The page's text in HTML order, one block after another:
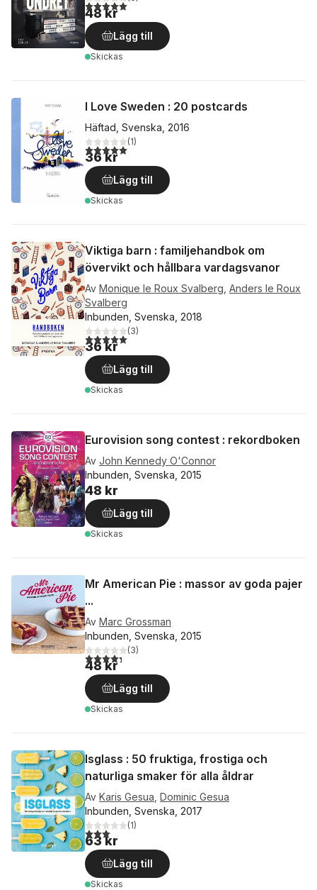
5,0utav 5 stjärnor. Totalt antal röster:
48 kr
Lägg till
Skickas
I Love Sweden : 20 postcards
Häftad, Svenska, 2016
5,0utav 5 stjärnor. Totalt antal röster:
(1)
36 kr
Lägg till
Skickas
Viktiga barn : familjehandbok om
övervikt och hållbara vardagsvanor
Av Monique le Roux Svalberg Anders le Roux
Svalberg
Inbunden, Svenska, 2018
5,0utav 5 stjärnor. Totalt antal röster:
(3)
36 kr
Lägg till
Skickas
Eurovision song contest : rekordboken
Av John Kennedy O'Connor
Inbunden, Svenska, 2015
48 kr
Lägg till
Skickas
Mr American Pie : massor av goda pajer
...
Av Marc Grossman
Inbunden, Svenska, 2015
4,3utav 5 stjärnor. Totalt antal röster:
(3)
48 kr
Lägg till
Skickas
Isglass : 50 fruktiga, frostiga och
naturliga smaker för alla åldrar
Av Karis Gesua Dominic Gesua
Inbunden, Svenska, 2017
3,0utav 5 stjärnor. Totalt antal röster:
(1)
63 kr
Lägg till
Skickas